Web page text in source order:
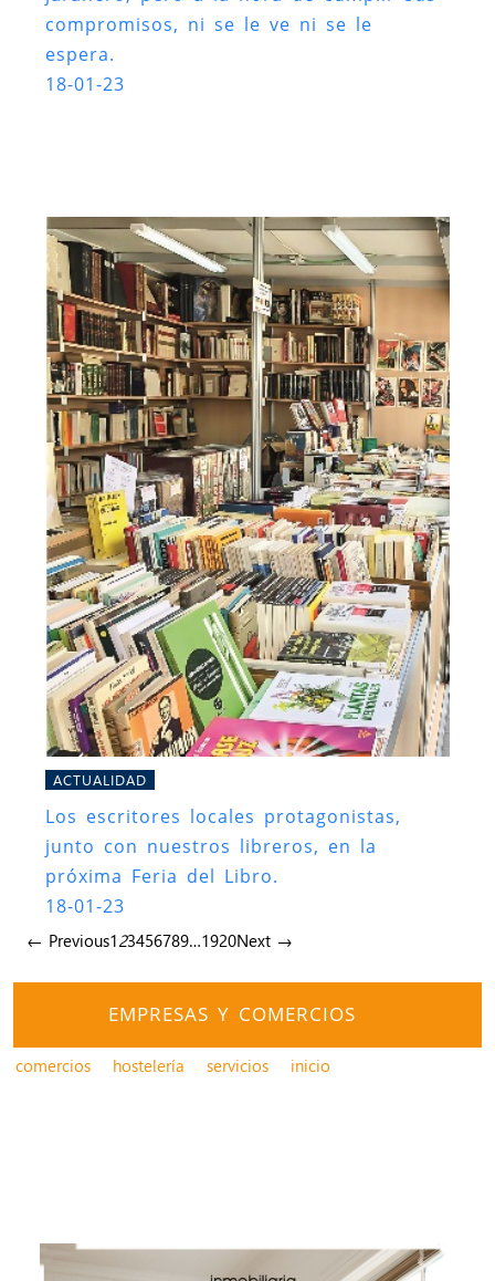
compromisos, ni se le ve ni se le
espera.
18-01-23
ACTUALIDAD
Los escritores locales protagonistas,
junto con nuestros libreros, en la
próxima Feria del Libro.
18-01-23
← Previous123456789…1920Next →
EMPRESAS Y COMERCIOS
comercios hostelería servicios inicio